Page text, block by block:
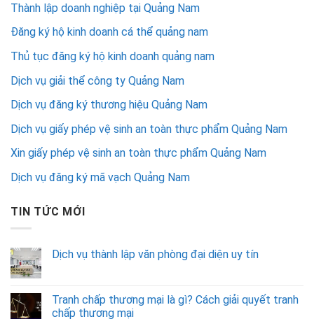
Thành lập doanh nghiệp tại Quảng Nam
Đăng ký hộ kinh doanh cá thể quảng nam
Thủ tục đăng ký hộ kinh doanh quảng nam
Dịch vụ giải thể công ty Quảng Nam
Dịch vụ đăng ký thương hiệu Quảng Nam
Dịch vụ giấy phép vệ sinh an toàn thực phẩm Quảng Nam
Xin giấy phép vệ sinh an toàn thực phẩm Quảng Nam
Dịch vụ đăng ký mã vạch Quảng Nam
TIN TỨC MỚI
Dịch vụ thành lập văn phòng đại diện uy tín
Tranh chấp thương mại là gì? Cách giải quyết tranh
chấp thương mại